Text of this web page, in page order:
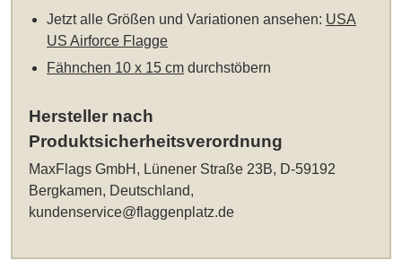
Jetzt alle Größen und Variationen ansehen: USA
US Airforce Flagge
Fähnchen 10 x 15 cm durchstöbern
Hersteller nach
Produktsicherheitsverordnung
MaxFlags GmbH, Lünener Straße 23B, D-59192
Bergkamen, Deutschland,
kundenservice@flaggenplatz.de